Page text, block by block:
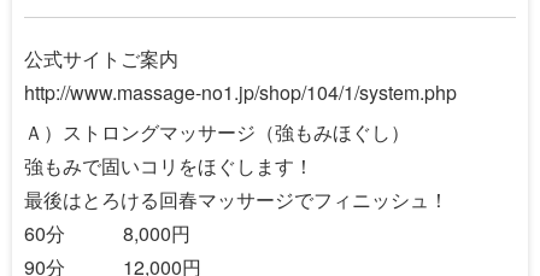
公式サイトご案内
http://www.massage-no1.jp/shop/104/1/system.php
Ａ）ストロングマッサージ（強もみほぐし）
強もみで固いコリをほぐします！
最後はとろける回春マッサージでフィニッシュ！
60分 8,000円
90分 12,000円